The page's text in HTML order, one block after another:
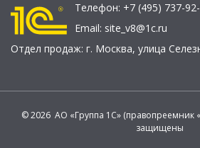
Телефон: +7 (495) 737-
Email: site_v8@1c.ru
Отдел продаж: г. Москва, улица
© 2026 АО «Группа 1С» (правопреемник
защищены